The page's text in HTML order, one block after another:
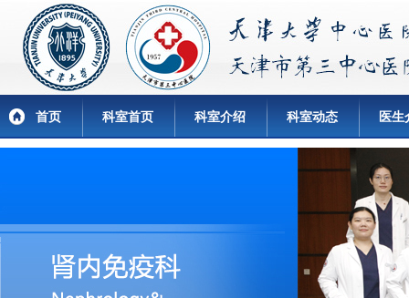
首页 科室首页 科室介绍 科室动态 医生